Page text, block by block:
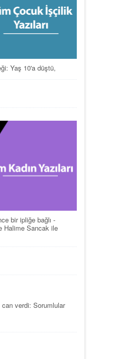
Yaş 10'a düştü,
bir ipliğe bağlı -
Halime Sancak ile
can verdi: Sorumlular